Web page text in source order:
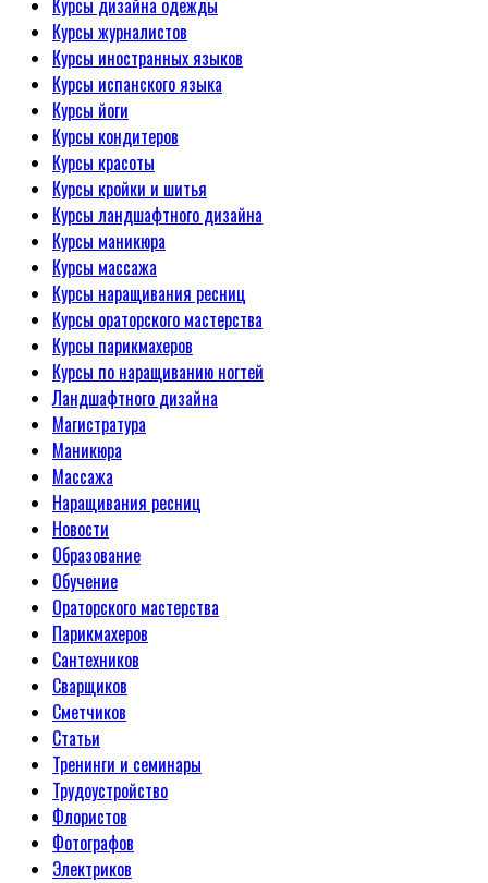
Курсы журналистов
Курсы иностранных языков
Курсы испанского языка
Курсы йоги
Курсы кондитеров
Курсы красоты
Курсы кройки и шитья
Курсы ландшафтного дизайна
Курсы маникюра
Курсы массажа
Курсы наращивания ресниц
Курсы ораторского мастерства
Курсы парикмахеров
Курсы по наращиванию ногтей
Ландшафтного дизайна
Магистратура
Маникюра
Массажа
Наращивания ресниц
Новости
Образование
Обучение
Ораторского мастерства
Парикмахеров
Сантехников
Сварщиков
Сметчиков
Статьи
Тренинги и семинары
Трудоустройство
Флористов
Фотографов
Электриков